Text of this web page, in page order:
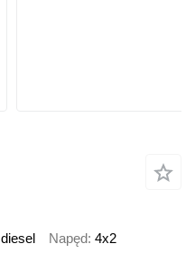
diesel Napęd 4x2